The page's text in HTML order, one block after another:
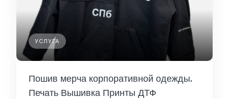
УСЛУГА
Пошив мерча корпоративной одежды.
Печать Вышивка Принты ДТФ